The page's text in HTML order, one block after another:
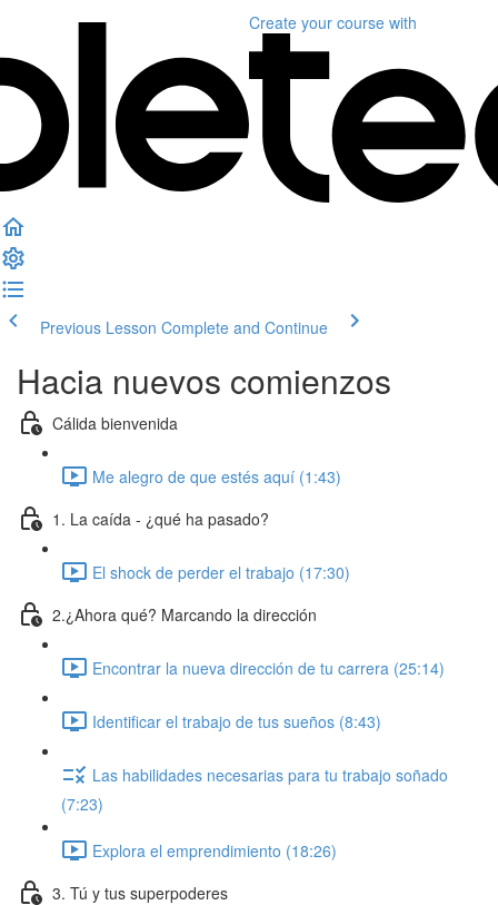
Create your course with
Previous Lesson Complete and Continue
Hacia nuevos comienzos
Cálida bienvenida
Me alegro de que estés aquí (1:43)
1. La caída - ¿qué ha pasado?
El shock de perder el trabajo (17:30)
2.¿Ahora qué? Marcando la dirección
Encontrar la nueva dirección de tu carrera (25:14)
Identificar el trabajo de tus sueños (8:43)
Las habilidades necesarias para tu trabajo soñado
(7:23)
Explora el emprendimiento (18:26)
3. Tú y tus superpoderes